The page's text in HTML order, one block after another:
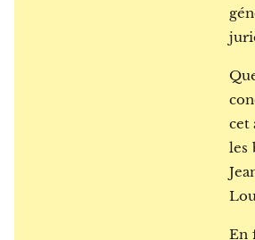
cet
les
En